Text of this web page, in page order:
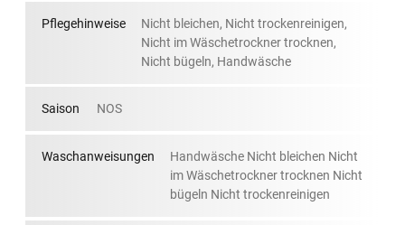
Pflegehinweise
Nicht bleichen, Nicht trockenreinigen,
Nicht im Wäschetrockner trocknen,
Nicht bügeln, Handwäsche
Saison NOS
Waschanweisungen
Handwäsche Nicht bleichen Nicht
im Wäschetrockner trocknen Nicht
bügeln Nicht trockenreinigen